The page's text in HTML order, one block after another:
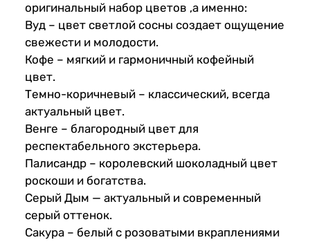
оригинальный набор цветов ,а именно:
Вуд – цвет светлой сосны создает ощущение
свежести и молодости.
Кофе – мягкий и гармоничный кофейный
цвет.
Темно-коричневый – классический, всегда
актуальный цвет.
Венге – благородный цвет для
респектабельного экстерьера.
Палисандр – королевский шоколадный цвет
роскоши и богатства.
Серый Дым — актуальный и современный
серый оттенок.
Сакура – белый с розоватыми вкраплениями